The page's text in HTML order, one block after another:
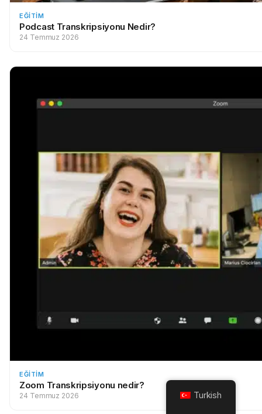
EĞITIM
Podcast Transkripsiyonu Nedir?
24 Temmuz 2026
EĞITIM
Zoom Transkripsiyonu nedir?
24 Temmuz 2026 Turkish